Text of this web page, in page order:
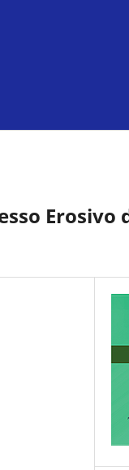
Erosivo